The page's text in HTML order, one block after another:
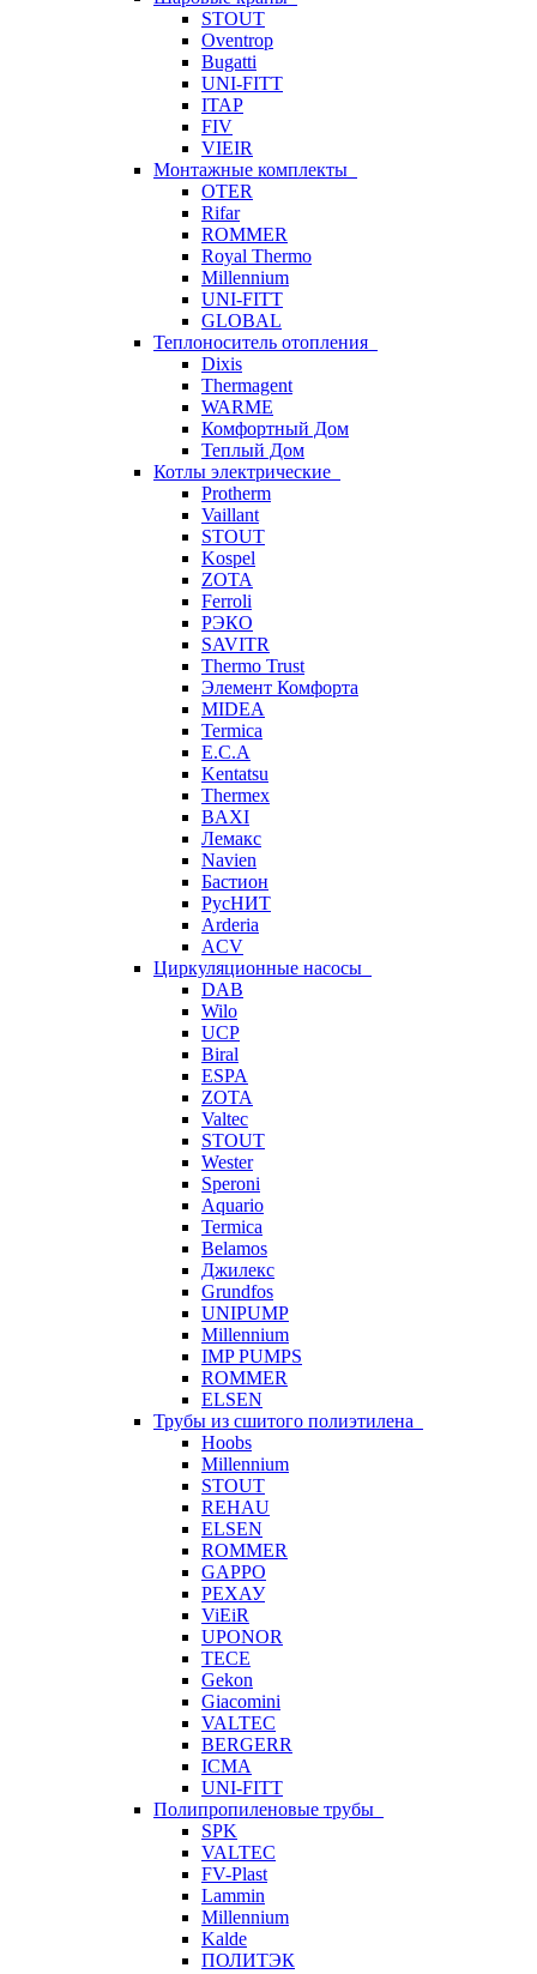
STOUT
Oventrop
Bugatti
UNI-FITT
ITAP
FIV
VIEIR
Монтажные комплекты
OTER
Rifar
ROMMER
Royal Thermo
Millennium
UNI-FITT
GLOBAL
Теплоноситель отопления
Dixis
Thermagent
WARME
Комфортный Дом
Теплый Дом
Котлы электрические
Protherm
Vaillant
STOUT
Kospel
ZOTA
Ferroli
РЭКО
SAVITR
Thermo Trust
Элемент Комфорта
MIDEA
Termica
E.C.A
Kentatsu
Thermex
BAXI
Лемакс
Navien
Бастион
РусНИТ
Arderia
ACV
Циркуляционные насосы
DAB
Wilo
UCP
Biral
ESPA
ZOTA
Valtec
STOUT
Wester
Speroni
Aquario
Termica
Belamos
Джилекс
Grundfos
UNIPUMP
Millennium
IMP PUMPS
ROMMER
ELSEN
Трубы из сшитого полиэтилена
Hoobs
Millennium
STOUT
REHAU
ELSEN
ROMMER
GAPPO
РЕХАУ
ViEiR
UPONOR
TECE
Gekon
Giacomini
VALTEC
BERGERR
ICMA
UNI-FITT
Полипропиленовые трубы
SPK
VALTEC
FV-Plast
Lammin
Millennium
Kalde
ПОЛИТЭК